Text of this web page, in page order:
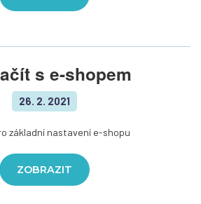
s e-shopem
26. 2. 2021
základní nastavení e-shopu
ZOBRAZIT